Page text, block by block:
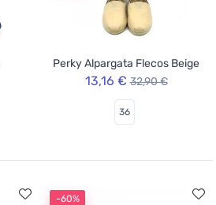
Perky Alpargata Flecos Beige
13,16 € 32,90 €
36
-60%